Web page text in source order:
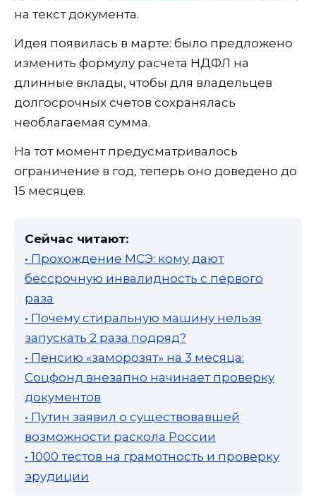
на текст документа.
Идея появилась в марте: было предложено
изменить формулу расчета НДФЛ на
длинные вклады, чтобы для владельцев
долгосрочных счетов сохранялась
необлагаемая сумма.
На тот момент предусматривалось
ограничение в год, теперь оно доведено до
15 месяцев.
Сейчас читают:
• Прохождение МСЭ: кому дают
бессрочную инвалидность с первого
раза
• Почему стиральную машину нельзя
запускать 2 раза подряд?
• Пенсию «заморозят» на 3 месяца:
Соцфонд внезапно начинает проверку
документов
• Путин заявил о существовавшей
возможности раскола России
• 1000 тестов на грамотность и проверку
эрудиции